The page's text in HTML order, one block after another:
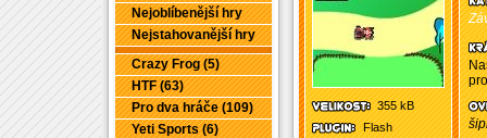
Nejoblíbenější hry
Nejstahovanější hry
Crazy Frog (5)
HTF (63)
Pro dva hráče (109)
Yeti Sports (6)
355 kB
Flash